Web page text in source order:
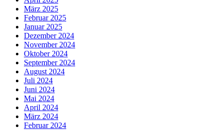
März 2025
Februar 2025
Januar 2025
Dezember 2024
November 2024
Oktober 2024
September 2024
August 2024
Juli 2024
Juni 2024
Mai 2024
April 2024
März 2024
Februar 2024